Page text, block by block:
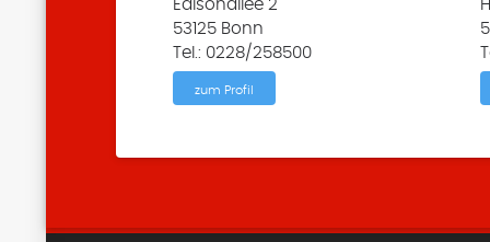
Edisonallee 2
53125 Bonn
Tel.: 0228/258500
zum Profil